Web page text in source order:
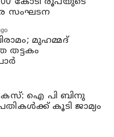
കോടി രൂപയുടെ
സംഘടന
മുഹമ്മദ്
ഐ പി ബിനു
കൂടി ജാമ്യം